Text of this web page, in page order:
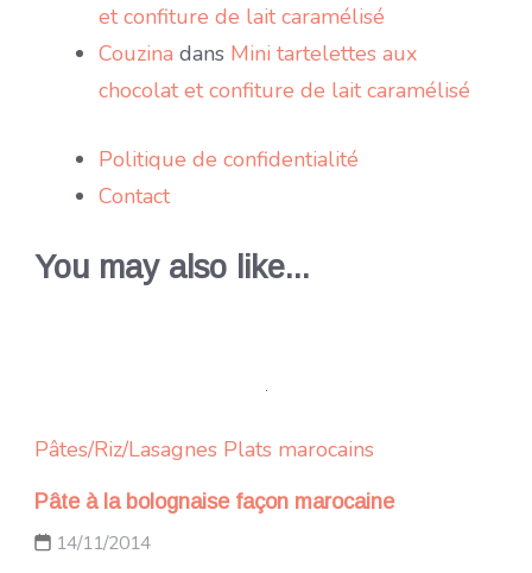
et confiture de lait caramélisé
Couzina dans Mini tartelettes aux
chocolat et confiture de lait caramélisé
Politique de confidentialité
Contact
You may also like...
Pâtes/Riz/Lasagnes Plats marocains
Pâte à la bolognaise façon marocaine
14/11/2014